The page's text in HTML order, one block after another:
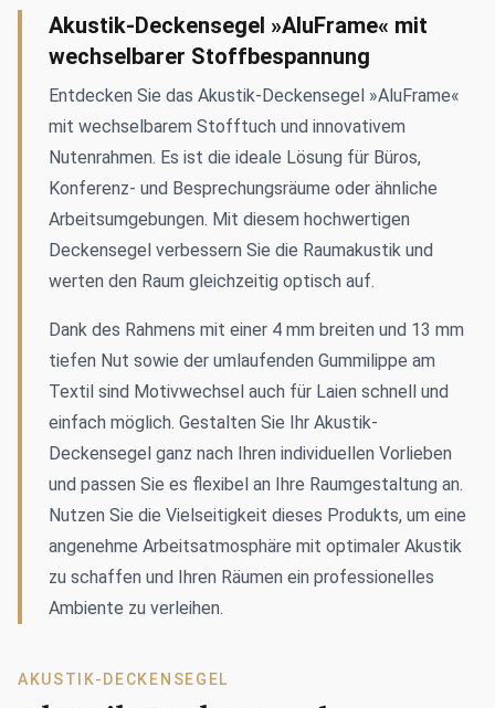
Akustik-Deckensegel »AluFrame« mit
wechselbarer Stoffbespannung
Entdecken Sie das Akustik-Deckensegel »AluFrame«
mit wechselbarem Stofftuch und innovativem
Nutenrahmen. Es ist die ideale Lösung für Büros,
Konferenz- und Besprechungsräume oder ähnliche
Arbeitsumgebungen. Mit diesem hochwertigen
Deckensegel verbessern Sie die Raumakustik und
werten den Raum gleichzeitig optisch auf.
Dank des Rahmens mit einer 4 mm breiten und 13 mm
tiefen Nut sowie der umlaufenden Gummilippe am
Textil sind Motivwechsel auch für Laien schnell und
einfach möglich. Gestalten Sie Ihr Akustik-
Deckensegel ganz nach Ihren individuellen Vorlieben
und passen Sie es flexibel an Ihre Raumgestaltung an.
Nutzen Sie die Vielseitigkeit dieses Produkts, um eine
angenehme Arbeitsatmosphäre mit optimaler Akustik
zu schaffen und Ihren Räumen ein professionelles
Ambiente zu verleihen.
AKUSTIK-DECKENSEGEL